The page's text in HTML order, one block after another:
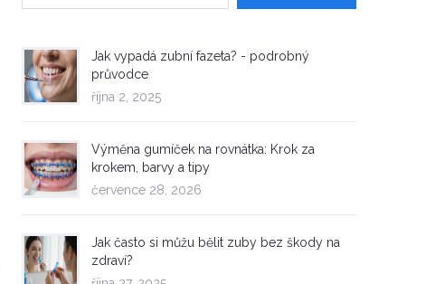
Jak vypadá zubní fazeta? - podrobný
průvodce
října 2, 2025
Výměna gumíček na rovnátka: Krok za
krokem, barvy a tipy
července 28, 2026
Jak často si můžu bělit zuby bez škody na
zdraví?